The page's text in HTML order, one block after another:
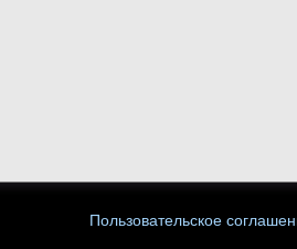
Пользовательское